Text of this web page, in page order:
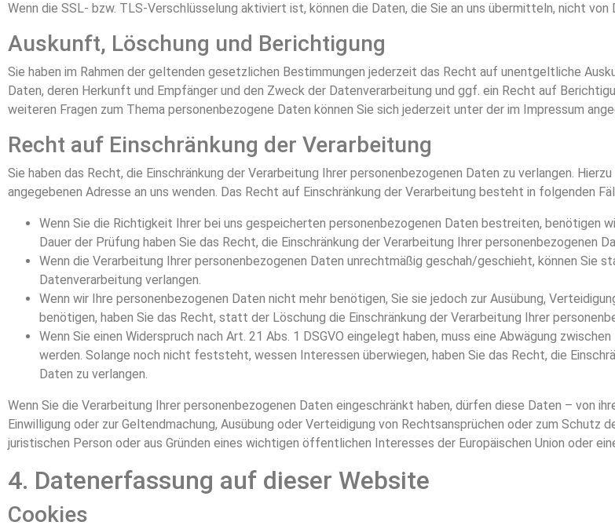
Wenn die SSL- bzw. TLS-Verschlüsselung aktiviert ist, können die Daten, die Sie an uns übermitteln, nicht
Auskunft, Löschung und Berichtigung
Sie haben im Rahmen der geltenden gesetzlichen Bestimmungen jederzeit das Recht auf unentgeltliche
Daten, deren Herkunft und Empfänger und den Zweck der Datenverarbeitung und ggf. ein Recht auf
weiteren Fragen zum Thema personenbezogene Daten können Sie sich jederzeit unter der im Impressum
Recht auf Einschränkung der Verarbeitung
Sie haben das Recht, die Einschränkung der Verarbeitung Ihrer personenbezogenen Daten zu verlangen.
angegebenen Adresse an uns wenden. Das Recht auf Einschränkung der Verarbeitung besteht in folgenden
Wenn Sie die Richtigkeit Ihrer bei uns gespeicherten personenbezogenen Daten bestreiten, benötigen
Dauer der Prüfung haben Sie das Recht, die Einschränkung der Verarbeitung Ihrer personenbezogenen
Wenn die Verarbeitung Ihrer personenbezogenen Daten unrechtmäßig geschah/geschieht, können Sie
Datenverarbeitung verlangen.
Wenn wir Ihre personenbezogenen Daten nicht mehr benötigen, Sie sie jedoch zur Ausübung,
benötigen, haben Sie das Recht, statt der Löschung die Einschränkung der Verarbeitung Ihrer
Wenn Sie einen Widerspruch nach Art. 21 Abs. 1 DSGVO eingelegt haben, muss eine Abwägung
werden. Solange noch nicht feststeht, wessen Interessen überwiegen, haben Sie das Recht, die
Daten zu verlangen.
Wenn Sie die Verarbeitung Ihrer personenbezogenen Daten eingeschränkt haben, dürfen diese Daten – von
Einwilligung oder zur Geltendmachung, Ausübung oder Verteidigung von Rechtsansprüchen oder zum Schutz
juristischen Person oder aus Gründen eines wichtigen öffentlichen Interesses der Europäischen Union oder
4. Datenerfassung auf dieser Website
Cookies